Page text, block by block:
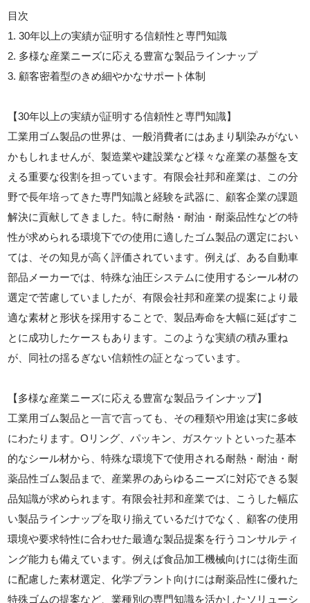
目次
1. 30年以上の実績が証明する信頼性と専門知識
2. 多様な産業ニーズに応える豊富な製品ラインナップ
3. 顧客密着型のきめ細やかなサポート体制
【30年以上の実績が証明する信頼性と専門知識】
工業用ゴム製品の世界は、一般消費者にはあまり馴染みがない
かもしれませんが、製造業や建設業など様々な産業の基盤を支
える重要な役割を担っています。有限会社邦和産業は、この分
野で長年培ってきた専門知識と経験を武器に、顧客企業の課題
解決に貢献してきました。特に耐熱・耐油・耐薬品性などの特
性が求められる環境下での使用に適したゴム製品の選定におい
ては、その知見が高く評価されています。例えば、ある自動車
部品メーカーでは、特殊な油圧システムに使用するシール材の
選定で苦慮していましたが、有限会社邦和産業の提案により最
適な素材と形状を採用することで、製品寿命を大幅に延ばすこ
とに成功したケースもあります。このような実績の積み重ね
が、同社の揺るぎない信頼性の証となっています。
【多様な産業ニーズに応える豊富な製品ラインナップ】
工業用ゴム製品と一言で言っても、その種類や用途は実に多岐
にわたります。Oリング、パッキン、ガスケットといった基本
的なシール材から、特殊な環境下で使用される耐熱・耐油・耐
薬品性ゴム製品まで、産業界のあらゆるニーズに対応できる製
品知識が求められます。有限会社邦和産業では、こうした幅広
い製品ラインナップを取り揃えているだけでなく、顧客の使用
環境や要求特性に合わせた最適な製品提案を行うコンサルティ
ング能力も備えています。例えば食品加工機械向けには衛生面
に配慮した素材選定、化学プラント向けには耐薬品性に優れた
特殊ゴムの提案など、業種別の専門知識を活かしたソリューシ